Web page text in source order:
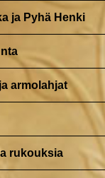
ja Pyhä Henki
armolahjat
rukouksia